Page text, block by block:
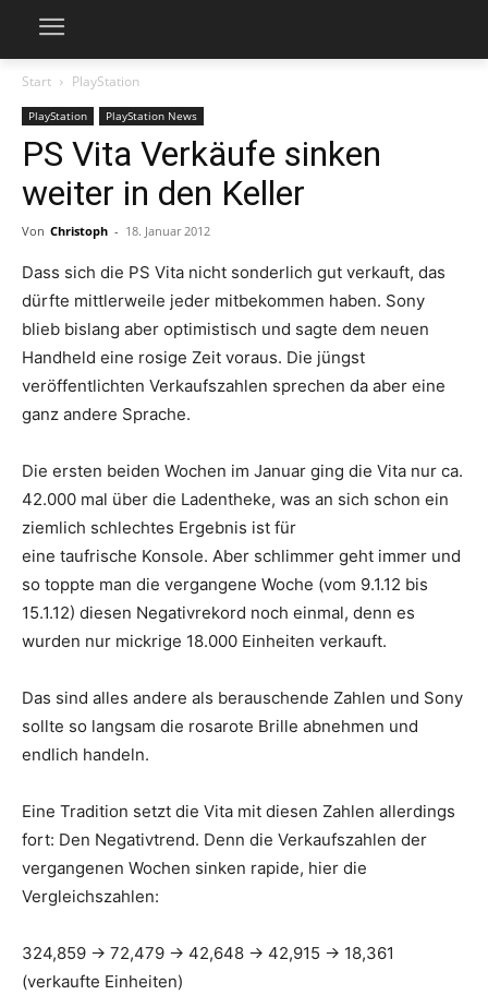
Start PlayStation
PlayStation PlayStation News
PS Vita Verkäufe sinken
weiter in den Keller
Von Christoph - 18. Januar 2012
Dass sich die PS Vita nicht sonderlich gut verkauft, das
dürfte mittlerweile jeder mitbekommen haben. Sony
blieb bislang aber optimistisch und sagte dem neuen
Handheld eine rosige Zeit voraus. Die jüngst
veröffentlichten Verkaufszahlen sprechen da aber eine
ganz andere Sprache.
Die ersten beiden Wochen im Januar ging die Vita nur ca.
42.000 mal über die Ladentheke, was an sich schon ein
ziemlich schlechtes Ergebnis ist für
eine taufrische Konsole. Aber schlimmer geht immer und
so toppte man die vergangene Woche (vom 9.1.12 bis
15.1.12) diesen Negativrekord noch einmal, denn es
wurden nur mickrige 18.000 Einheiten verkauft.
Das sind alles andere als berauschende Zahlen und Sony
sollte so langsam die rosarote Brille abnehmen und
endlich handeln.
Eine Tradition setzt die Vita mit diesen Zahlen allerdings
fort: Den Negativtrend. Denn die Verkaufszahlen der
vergangenen Wochen sinken rapide, hier die
Vergleichszahlen:
324,859 -> 72,479 -> 42,648 -> 42,915 -> 18,361
(verkaufte Einheiten)